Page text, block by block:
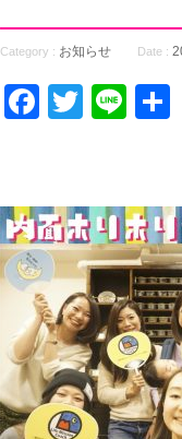
Category : お知らせ Date :
Facebook
Twitter
Line